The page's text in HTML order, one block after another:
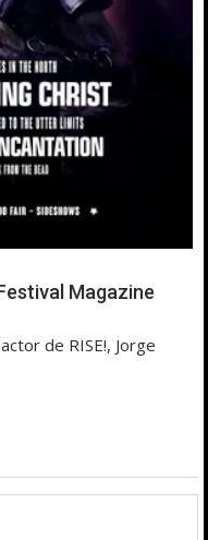
Magazine
de RISE!, Jorge